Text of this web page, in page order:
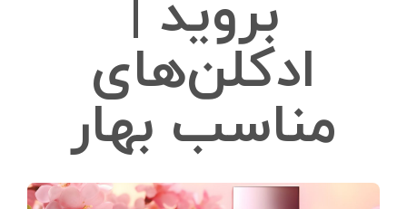
بروید |
ادکلن‌های
مناسب بهار